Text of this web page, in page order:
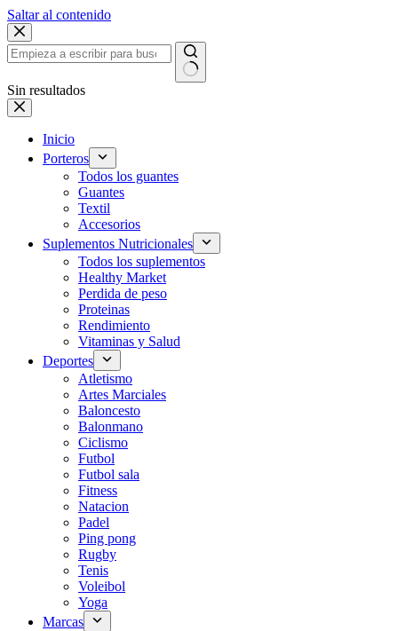
Saltar al contenido
Sin resultados
Inicio
Porteros
Todos los guantes
Guantes
Textil
Accesorios
Suplementos Nutricionales
Todos los suplementos
Healthy Market
Perdida de peso
Proteinas
Rendimiento
Vitaminas y Salud
Deportes
Atletismo
Artes Marciales
Baloncesto
Balonmano
Ciclismo
Futbol
Futbol sala
Fitness
Natacion
Padel
Ping pong
Rugby
Tenis
Voleibol
Yoga
Marcas